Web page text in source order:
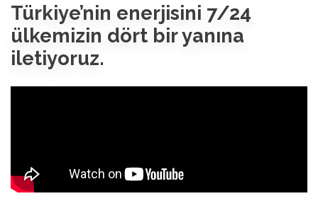
Türkiye’nin enerjisini 7/24
ülkemizin dört bir yanına
iletiyoruz.